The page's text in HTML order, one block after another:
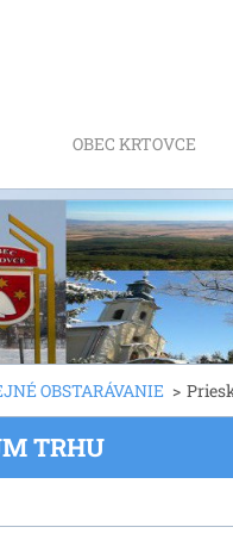
OBEC KRTOVCE
OBSTARÁVANIE >
TRHU